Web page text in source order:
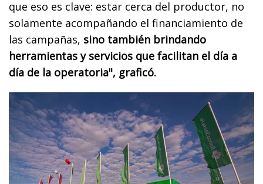
que eso es clave: estar cerca del productor, no
solamente acompañando el financiamiento de
las campañas, sino también brindando
herramientas y servicios que facilitan el día a
día de la operatoria", graficó.